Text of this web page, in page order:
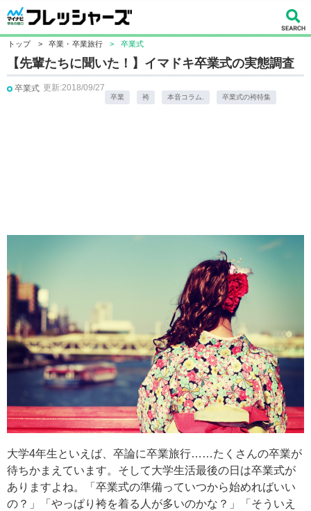
トップ > 卒業・卒業旅行 > 卒業式
【先輩たちに聞いた！】イマドキ卒業式の実態調査
卒業式 更新:2018/09/27
卒業 袴 本音コラム. 卒業式の袴特集
大学4年生といえば、卒論に卒業旅行……たくさんの卒業が
待ちかまえています。そして大学生活最後の日は卒業式が
ありますよね。「卒業式の準備っていつから始めればいい
の？」「やっぱり袴を着る人が多いのかな？」「そういえ